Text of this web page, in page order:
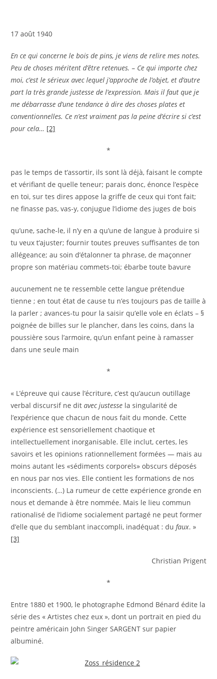
17 août 1940
En ce qui concerne le bois de pins, je viens de relire mes notes.
Peu de choses méritent d’être retenues. – Ce qui importe chez
moi, c’est le sérieux avec lequel j’approche de l’objet, et d’autre
part la très grande justesse de l’expression. Mais il faut que je
me débarrasse d’une tendance à dire des choses plates et
conventionnelles. Ce n’est vraiment pas la peine d’écrire si c’est
pour cela… [2]
*
pas le temps de t’assortir, ils sont là déjà, faisant le compte
et vérifiant de quelle teneur; parais donc, énonce l’espèce
en toi, sur tes dires appose la griffe de ceux qui t’ont fait;
ne finasse pas, vas-y, conjugue l’idiome des juges de bois
qu’une, sache-le, il n’y en a qu’une de langue à produire si
tu veux t’ajuster; fournir toutes preuves suffisantes de ton
allégeance; au soin d’étalonner ta phrase, de maçonner
propre son matériau commets-toi; ébarbe toute bavure
aucunement ne te ressemble cette langue prétendue
tienne ; en tout état de cause tu n’es toujours pas de taille à
la parler ; avances-tu pour la saisir qu’elle vole en éclats – §
poignée de billes sur le plancher, dans les coins, dans la
poussière sous l’armoire, qu’un enfant peine à ramasser
dans une seule main
*
« L’épreuve qui cause l’écriture, c’est qu’aucun outillage
verbal discursif ne ditavec justesse la singularité de
l’expérience que chacun de nous fait du monde. Cette
expérience est sensoriellement chaotique et
intellectuellement inorganisable. Elle inclut, certes, les
savoirs et les opinions rationnellement formées — mais au
moins autant les «sédiments corporels» obscurs déposés
en nous par nos vies. Elle contient les formations de nos
inconscients. (…) La rumeur de cette expérience gronde en
nous et demande à être nommée. Mais le lieu commun
rationalisé de l’idiome socialement partagé ne peut former
d’elle que du semblant inaccompli, inadéquat : dufaux. »
[3]
Christian Prigent
*
Entre 1880 et 1900, le photographe Edmond Bénard édite la
série des « Artistes chez eux », dont un portrait en pied du
peintre américain John Singer SARGENT sur papier
albuminé.